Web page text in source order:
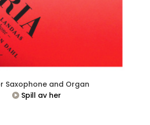
Saxophone and Organ
Spill av her